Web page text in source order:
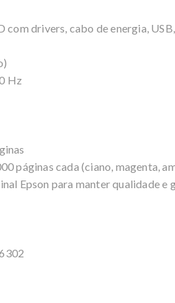
drivers, cabo de energia,
Hz
páginas cada (ciano, magenta,
Epson para manter qualidade e